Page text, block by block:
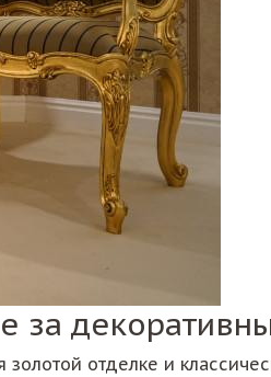
за
отделке и